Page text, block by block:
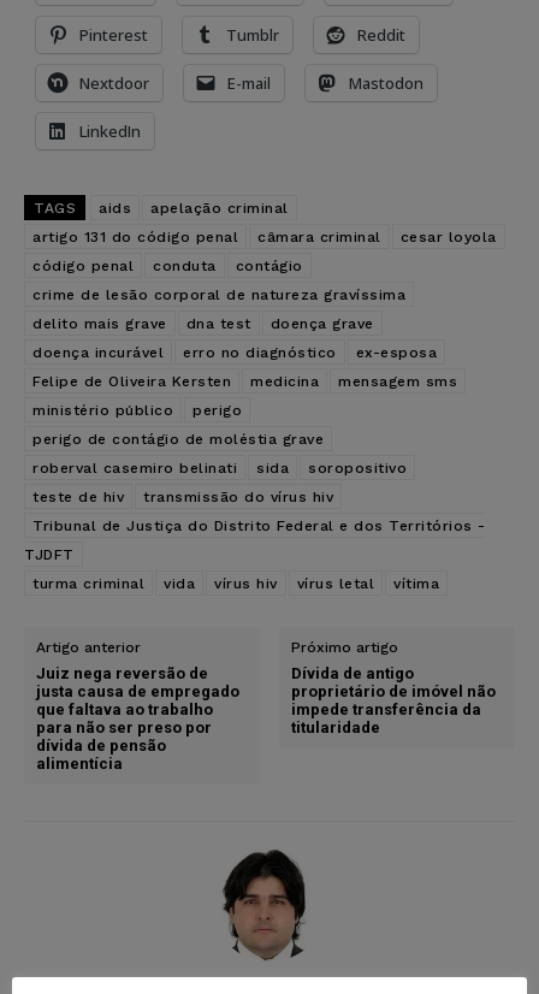
Pinterest Tumblr Reddit
Nextdoor E-mail Mastodon
LinkedIn
TAGS aids
apelação criminal
artigo 131 do código penal
câmara criminal
cesar loyola
código penal
conduta
contágio
crime de lesão corporal de natureza gravíssima
delito mais grave
dna test
doença grave
doença incurável
erro no diagnóstico
ex-esposa
Felipe de Oliveira Kersten
medicina
mensagem sms
ministério público
perigo
perigo de contágio de moléstia grave
roberval casemiro belinati
sida
soropositivo
teste de hiv
transmissão do vírus hiv
Tribunal de Justiça do Distrito Federal e dos Territórios -
TJDFT
turma criminal
vida vírus hiv vírus letal vítima
Artigo anterior
Juiz nega reversão de
justa causa de empregado
que faltava ao trabalho
para não ser preso por
dívida de pensão
alimentícia
Próximo artigo
Dívida de antigo
proprietário de imóvel não
impede transferência da
titularidade